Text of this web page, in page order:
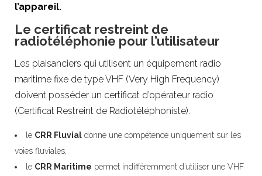
l’appareil.
Le certificat restreint de
radiotéléphonie pour l’utilisateur
Les plaisanciers qui utilisent un équipement radio
maritime fixe de type VHF (Very High Frequency)
doivent posséder un certificat d’opérateur radio
(Certificat Restreint de Radiotéléphoniste).
le CRR Fluvial donne une compétence uniquement sur les
voies fluviales,
le CRR Maritime permet indifféremment d’utiliser une VHF